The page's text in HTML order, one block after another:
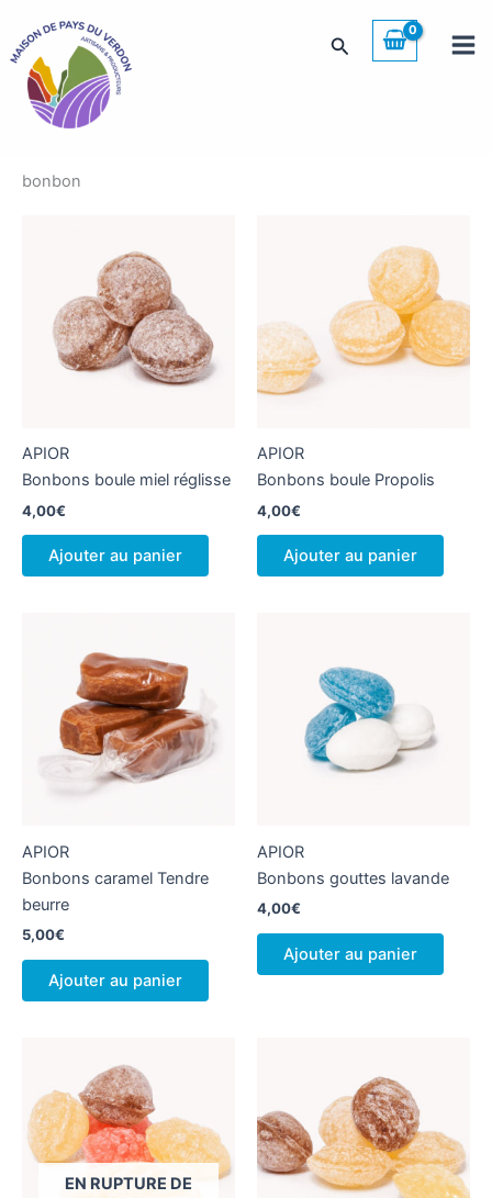
contenu
Rechercher
bonbon
APIOR
Bonbons boule miel réglisse
4,00€
Ajouter au panier
APIOR
Bonbons boule Propolis
4,00€
Ajouter au panier
APIOR
Bonbons caramel Tendre
beurre
5,00€
Ajouter au panier
APIOR
Bonbons gouttes lavande
4,00€
Ajouter au panier
EN RUPTURE DE